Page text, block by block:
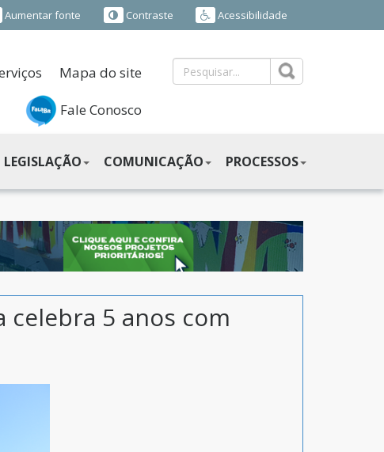
Aumentar fonte Contraste Acessibilidade
Mapa do site
Fale Conosco
LEGISLAÇÃO COMUNICAÇÃO PROCESSOS
celebra 5 anos com